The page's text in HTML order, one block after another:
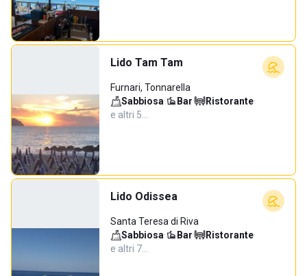
Lido Tam Tam
Furnari, Tonnarella
Sabbiosa· Bar· Ristorante·
e altri 5…
Lido Odissea
Santa Teresa di Riva
Sabbiosa· Bar· Ristorante·
e altri 7…